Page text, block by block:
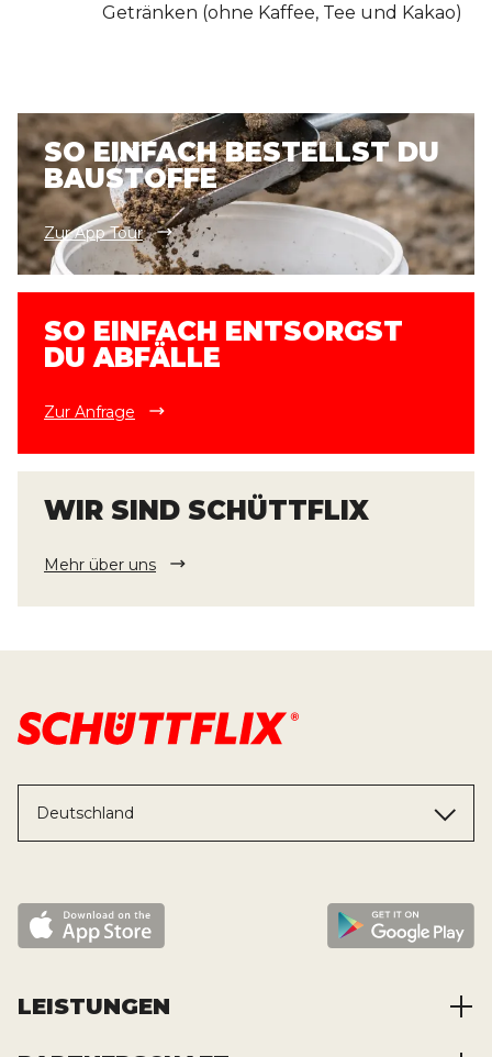
Getränken (ohne Kaffee, Tee und Kakao)
SO EINFACH BESTELLST DU
BAUSTOFFE
Zur App Tour
SO EINFACH ENTSORGST
DU ABFÄLLE
Zur Anfrage
WIR SIND SCHÜTTFLIX
Mehr über uns
Deutschland
LEISTUNGEN